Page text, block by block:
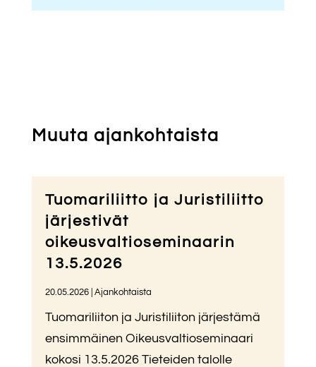
Muuta ajankohtaista
Tuomariliitto ja Juristiliitto
järjestivät
oikeusvaltioseminaarin
13.5.2026
20.05.2026| Ajankohtaista
Tuomariliiton ja Juristiliiton järjestämä
ensimmäinen Oikeusvaltioseminaari
kokosi 13.5.2026 Tieteiden talolle